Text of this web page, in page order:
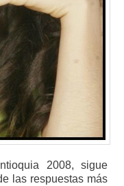
2008, sigue
las respuestas más